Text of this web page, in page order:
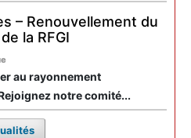
– Renouvellement du
la RFGI
au rayonnement
notre comité...